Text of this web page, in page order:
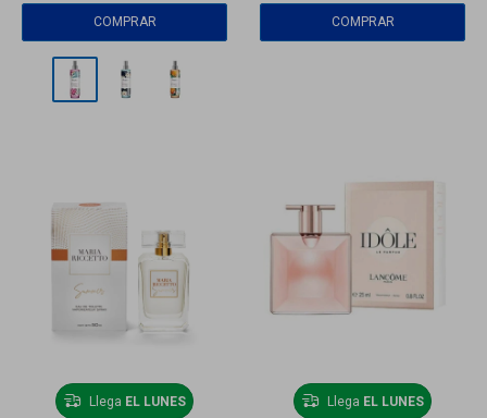
Llega EL LUNES Llega EL LUNES